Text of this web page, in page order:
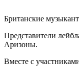
Британские
Представители
Аризоны.
Вместе с